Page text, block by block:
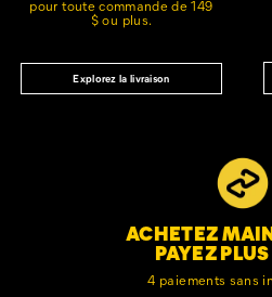
pour toute commande de 149
$ ou plus.
Explorez la livraison
ACHETEZ
PAYEZ
4 paiements sans